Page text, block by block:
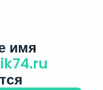
имя